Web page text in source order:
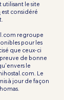
le site
est considéré
regroupe
pour les
que ceux-ci
de bonne
le
Le
à jour de façon